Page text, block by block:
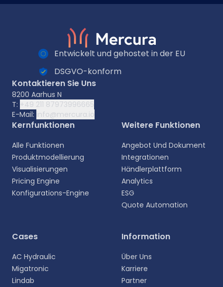
Entwickelt und gehostet in der EU
DSGVO-konform
Kontaktieren Sie Uns
8200 Aarhus N
T: +49 211 87973996665
E-Mail: info@mercura.io
Kernfunktionen
Alle Funktionen
Produktmodellierung
Visualisierungen
Pricing Engine
Konfigurations-Engine
Weitere Funktionen
Angebot Und Dokument
Integrationen
Händlerplattform
Analytics
ESG
Quote Automation
Cases
AC Hydraulic
Migatronic
Lindab
Information
Über Uns
Karriere
Partner